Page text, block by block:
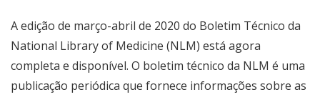
A edição de março-abril de 2020 do Boletim Técnico da
National Library of Medicine (NLM) está agora
completa e disponível. O boletim técnico da NLM é uma
publicação periódica que fornece informações sobre as